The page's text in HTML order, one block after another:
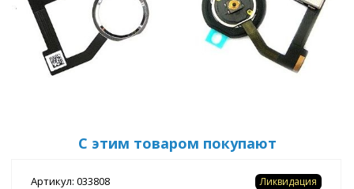
С этим товаром покупают
Артикул: 033808
Ликвидация